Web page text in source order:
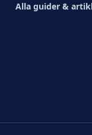
Alla guider &